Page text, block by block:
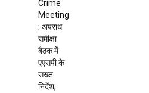
Crime
Meeting
: अपराध
समीक्षा
बैठक में
एएसपी के
सख्त
निर्देश,